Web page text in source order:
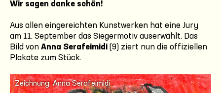
Wir sagen danke schön!
Aus allen eingereichten Kunstwerken hat eine Jury
am 11. September das Siegermotiv auserwählt. Das
Bild von Anna Serafeimidi (9) ziert nun die offiziellen
Plakate zum Stück.
Zeichnung: Anna Serafeimidi